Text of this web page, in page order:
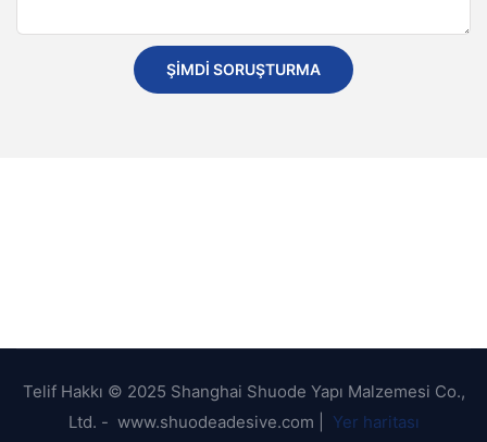
ŞIMDI SORUŞTURMA
Telif Hakkı © 2025 Shanghai Shuode Yapı Malzemesi Co.,
Ltd. - www.shuodeadesive.com |
Yer haritası